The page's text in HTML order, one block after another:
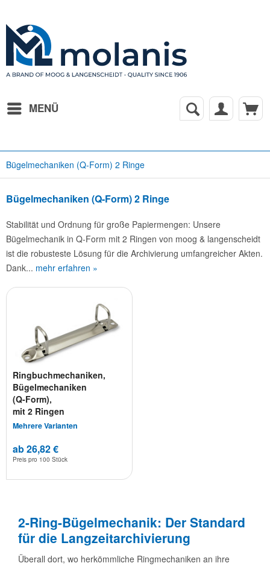
MENÜ
Bügelmechaniken (Q-Form) 2 Ringe
Bügelmechaniken (Q-Form) 2 Ringe
Stabilität und Ordnung für große Papiermengen: Unsere
Bügelmechanik in Q-Form mit 2 Ringen von moog & langenscheidt
ist die robusteste Lösung für die Archivierung umfangreicher Akten.
Dank... mehr erfahren »
Ringbuchmechaniken,
Bügelmechaniken
(Q-Form),
mit 2 Ringen
Mehrere Varianten
ab 26,82 €
Preis pro 100 Stück
2-Ring-Bügelmechanik: Der Standard
für die Langzeitarchivierung
Überall dort, wo herkömmliche Ringmechaniken an ihre